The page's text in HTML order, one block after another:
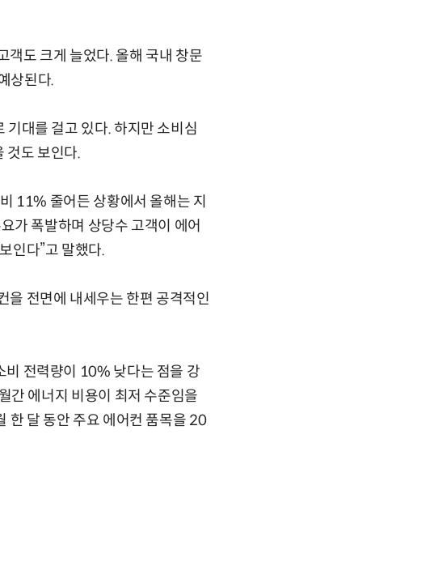
객도 크게 늘었다. 올해 국내 창문
상된다.
대를 걸고 있다. 하지만 소비심
것도 보인다.
11% 줄어든 상황에서 올해는 지
가 폭발하며 상당수 고객이 에어
인다”고 말했다.
을 전면에 내세우는 한편 공격적인
전력량이 10% 낮다는 점을 강
간 에너지 비용이 최저 수준임을
한 달 동안 주요 에어컨 품목을 20